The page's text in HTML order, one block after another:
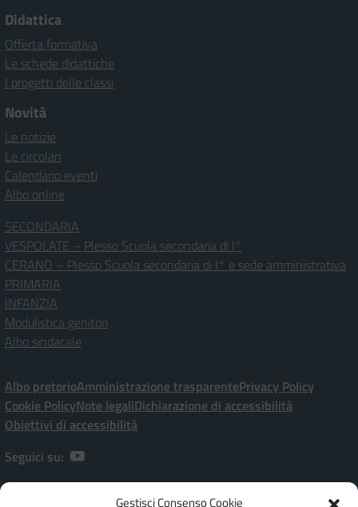
Gestisci Consenso Cookie
Didattica
Offerta formativa
Le schede didattiche
I progetti delle classi
Novità
Le notizie
Le circolari
Calendario eventi
Albo online
SECONDARIA
VESPOLATE – Plesso Scuola secondaria di I°
CERANO – Plesso Scuola secondaria di I° e sede amministrativa
PRIMARIA
INFANZIA
Modulistica genitori
Albo sindacale
Albo pretorioAmministrazione trasparentePrivacy Policy
Cookie PolicyNote legaliDichiarazione di accessibilità
Obiettivi di accessibilità
Seguici su: